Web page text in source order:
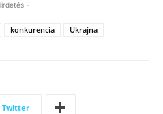
-
konkurencia Ukrajna
Twitter